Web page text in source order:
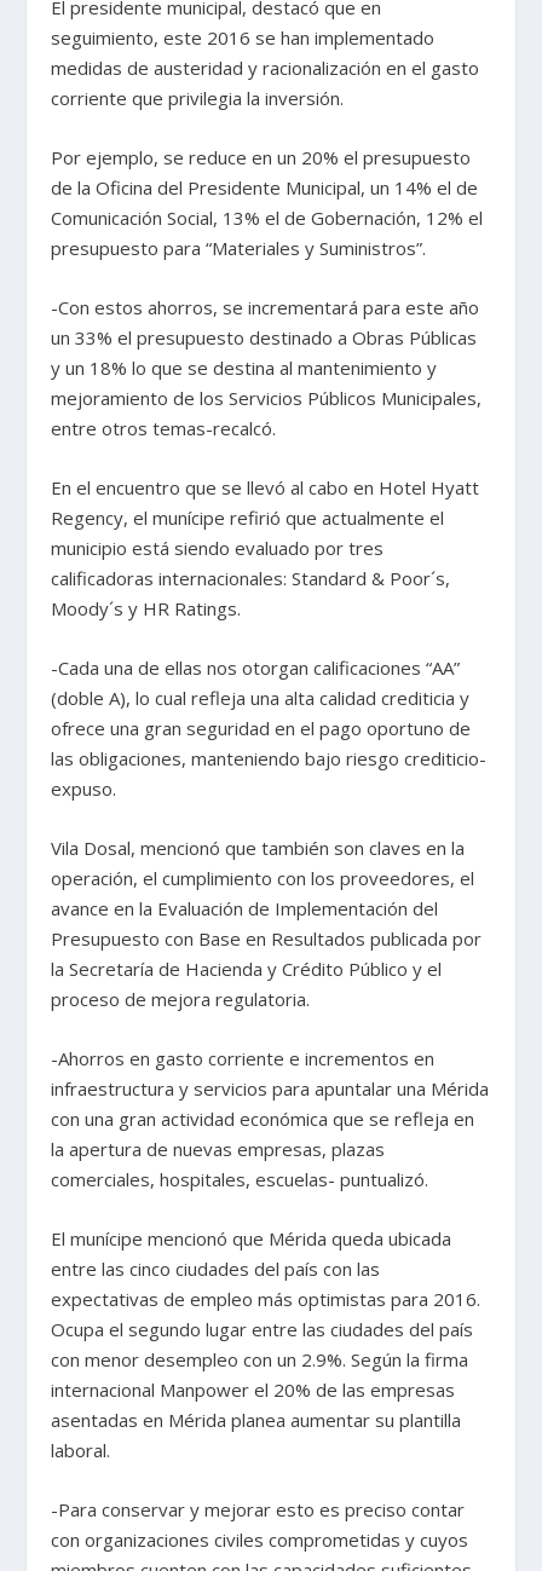
El presidente municipal, destacó que en
seguimiento, este 2016 se han implementado
medidas de austeridad y racionalización en el gasto
corriente que privilegia la inversión.
Por ejemplo, se reduce en un 20% el presupuesto
de la Oficina del Presidente Municipal, un 14% el de
Comunicación Social, 13% el de Gobernación, 12% el
presupuesto para “Materiales y Suministros”.
-Con estos ahorros, se incrementará para este año
un 33% el presupuesto destinado a Obras Públicas
y un 18% lo que se destina al mantenimiento y
mejoramiento de los Servicios Públicos Municipales,
entre otros temas-recalcó.
En el encuentro que se llevó al cabo en Hotel Hyatt
Regency, el munícipe refirió que actualmente el
municipio está siendo evaluado por tres
calificadoras internacionales: Standard & Poor´s,
Moody´s y HR Ratings.
-Cada una de ellas nos otorgan calificaciones “AA”
(doble A), lo cual refleja una alta calidad crediticia y
ofrece una gran seguridad en el pago oportuno de
las obligaciones, manteniendo bajo riesgo crediticio-
expuso.
Vila Dosal, mencionó que también son claves en la
operación, el cumplimiento con los proveedores, el
avance en la Evaluación de Implementación del
Presupuesto con Base en Resultados publicada por
la Secretaría de Hacienda y Crédito Público y el
proceso de mejora regulatoria.
-Ahorros en gasto corriente e incrementos en
infraestructura y servicios para apuntalar una Mérida
con una gran actividad económica que se refleja en
la apertura de nuevas empresas, plazas
comerciales, hospitales, escuelas- puntualizó.
El munícipe mencionó que Mérida queda ubicada
entre las cinco ciudades del país con las
expectativas de empleo más optimistas para 2016.
Ocupa el segundo lugar entre las ciudades del país
con menor desempleo con un 2.9%. Según la firma
internacional Manpower el 20% de las empresas
asentadas en Mérida planea aumentar su plantilla
laboral.
-Para conservar y mejorar esto es preciso contar
con organizaciones civiles comprometidas y cuyos